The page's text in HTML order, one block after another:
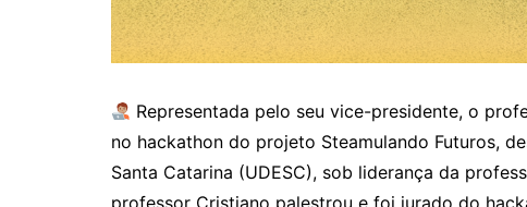
Representada pelo seu vice-presidente, o
no hackathon do projeto Steamulando Futuros,
Santa Catarina (UDESC), sob liderança da
professor Cristiano palestrou e foi jurado do